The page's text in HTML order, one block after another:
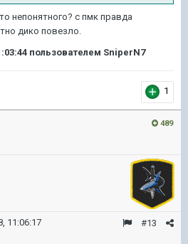
непонятного? с пмк правда
дико повезло.
пользователем SniperN7
1
489
#13
11:06:17